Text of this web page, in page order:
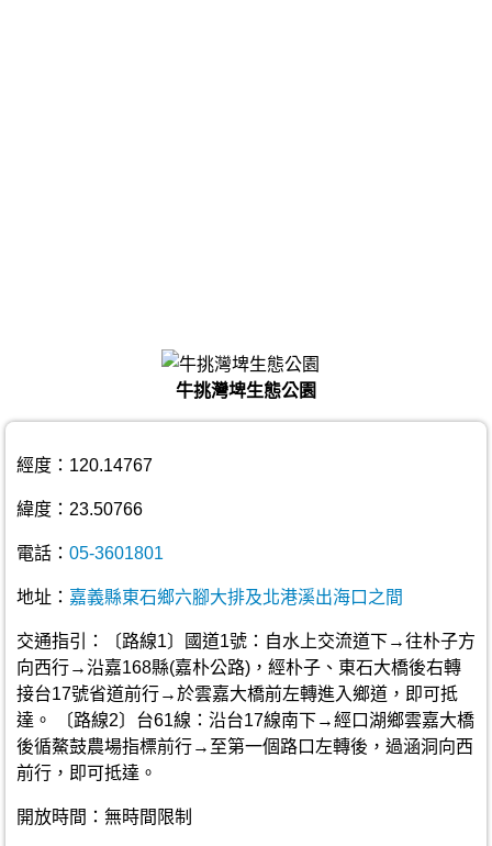
牛挑灣埤生態公園
經度：120.14767
緯度：23.50766
電話： 05-3601801
地址： 嘉義縣東石鄉六腳大排及北港溪出海口之間
交通指引：〔路線1〕國道1號：自水上交流道下→往朴子方
向西行→沿嘉168縣(嘉朴公路)，經朴子、東石大橋後右轉
接台17號省道前行→於雲嘉大橋前左轉進入鄉道，即可抵
達。 〔路線2〕台61線：沿台17線南下→經口湖鄉雲嘉大橋
後循鰲鼓農場指標前行→至第一個路口左轉後，過涵洞向西
前行，即可抵達。
開放時間：無時間限制